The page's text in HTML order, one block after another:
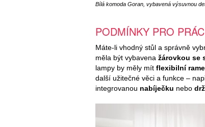
Bílá komoda Goran, vybavená výsuvnou
PODMÍNKY PRO
Máte-li vhodný stůl a správně
měla být vybavena žárovkou se
lampy by měly mít flexibilní
další užitečné věci a funkce –
integrovanou nabíječku nebo